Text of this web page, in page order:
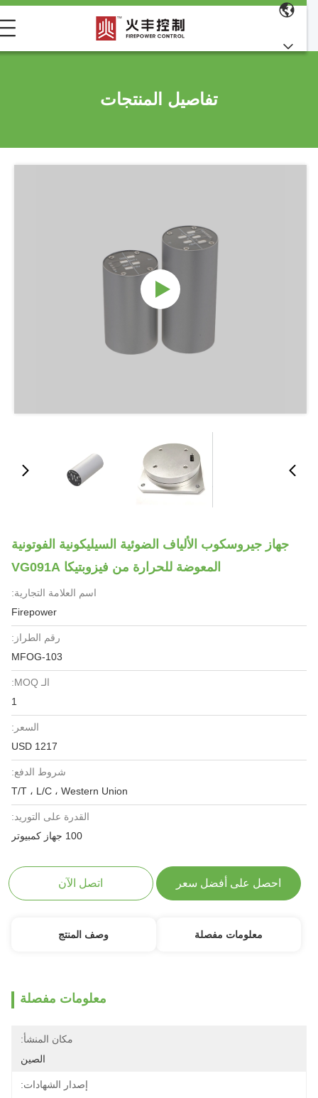
تفاصيل المنتجات
جهاز جيروسكوب الألياف الضوئية السيليكونية الفوتونية
المعوضة للحرارة من فيزوبتيكا VG091A
اسم العلامة التجارية:
Firepower
رقم الطراز:
MFOG-103
الـ MOQ:
السعر:
1217 USD
شروط الدفع:
T/T ، L/C ، Western Union
القدرة على التوريد:
100 جهاز كمبيوتر
احصل على أفضل سعر اتصل الآن
معلومات مفصلة وصف المنتج
معلومات مفصلة
مكان المنشأ:
الصين
إصدار الشهادات: